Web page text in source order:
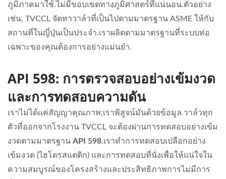
ภูมิภาคมาใช้.ไม่มีขอบเขตทางภูมิศาสตร์ที่แน่นอน.ตัวอย่าง
เช่น, TVCCL จัดหาวาล์วที่เป็นไปตามมาตรฐาน ASME ให้กับ
สถานที่ในญี่ปุ่นเป็นประจำ.เราผลิตตามมาตรฐานที่ระบบท่อ
เฉพาะของคุณต้องการอย่างแม่นยำ.
API 598: การตรวจสอบอย่างเข้มงวด
และการทดสอบความดัน
เราไม่ได้แค่สัญญาคุณภาพ;เราพิสูจน์มันด้วยข้อมูล.วาล์วทุก
ตัวที่ออกจากโรงงาน TVCCL จะต้องผ่านการทดสอบอย่างเข้ม
งวดตามมาตรฐาน API 598.เราทำการทดสอบเปลือกอย่าง
เข้มงวด (ไฮโดรสแตติก) และการทดสอบที่นั่งเพื่อให้แน่ใจใน
ความสมบูรณ์ของโครงสร้างและประสิทธิภาพการไม่มีการ